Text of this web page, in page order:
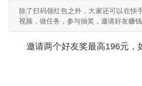
除了扫码领红包之外，大家还可以在快
视频，做任务，参与抽奖，邀请好友赚钱
邀请两个好友奖最高196元，